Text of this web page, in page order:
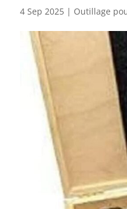
4 Sep 2025 | Outillage